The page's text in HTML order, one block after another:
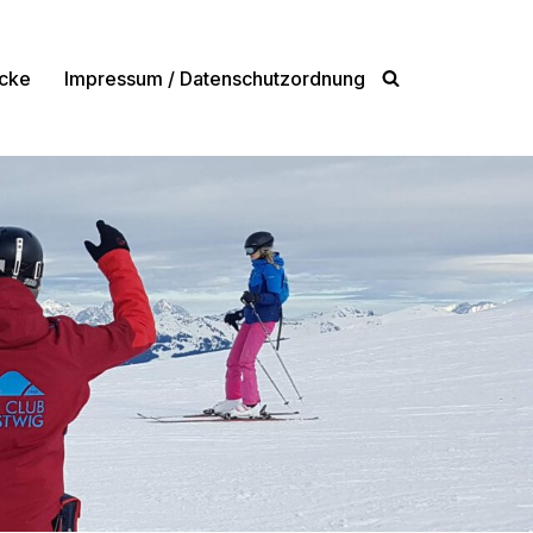
Impressum / Datenschutzordnung